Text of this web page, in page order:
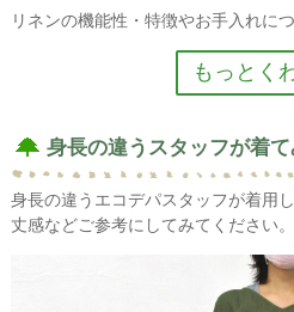
リネンの機能性・特徴やお手入れに
リネンの機能性・特徴
吸水性・速乾性に優れています
水や汗をぐんぐん吸い取り、驚くほ
性です。コットンやシルクに比べ、
め、水分や汗をすばやく吸い取り、
身長の違うスタッフが着て
身長の違うエコデパスタッフが着用し
丈感などご参考にしてみてください。